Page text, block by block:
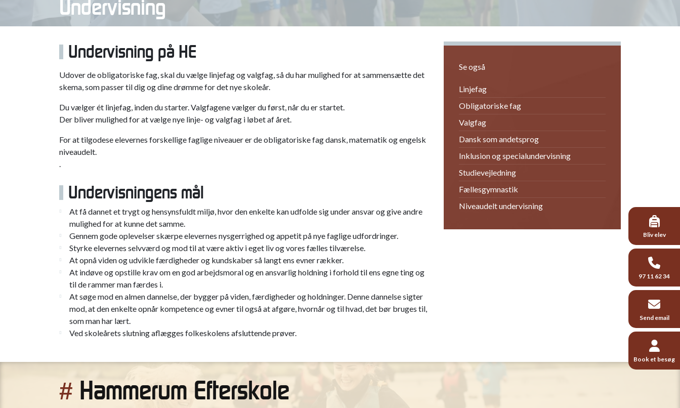
Undervisning
Undervisning på HE
Udover de obligatoriske fag, skal du vælge linjefag og valgfag, så du har mulighed for at sammensætte det
skema, som passer til dig og dine drømme for det nye skoleår.
Du vælger ét linjefag, inden du starter. Valgfagene vælger du først, når du er startet.
Der bliver mulighed for at vælge nye linje- og valgfag i løbet af året.
For at tilgodese elevernes forskellige faglige niveauer er de obligatoriske fag dansk, matematik og engelsk
niveaudelt.
.
Undervisningens mål
At få dannet et trygt og hensynsfuldt miljø, hvor den enkelte kan udfolde sig under ansvar og give andre
mulighed for at kunne det samme.
Gennem gode oplevelser skærpe elevernes nysgerrighed og appetit på nye faglige udfordringer.
Styrke elevernes selvværd og mod til at være aktiv i eget liv og vores fælles tilværelse.
At opnå viden og udvikle færdigheder og kundskaber så langt ens evner rækker.
At indøve og opstille krav om en god arbejdsmoral og en ansvarlig holdning i forhold til ens egne ting og
til de rammer man færdes i.
At søge mod en almen dannelse, der bygger på viden, færdigheder og holdninger. Denne dannelse sigter
mod, at den enkelte opnår kompetence og evner til også at afgøre, hvornår og til hvad, det bør bruges til,
som man har lært.
Ved skoleårets slutning aflægges folkeskolens afsluttende prøver.
Se også
Linjefag
Obligatoriske fag
Valgfag
Dansk som andetsprog
Inklusion og specialundervisning
Studievejledning
Fællesgymnastik
Niveaudelt undervisning
# Hammerum Efterskole
Bliv elev
97 11 62 34
Send email
Book et besøg